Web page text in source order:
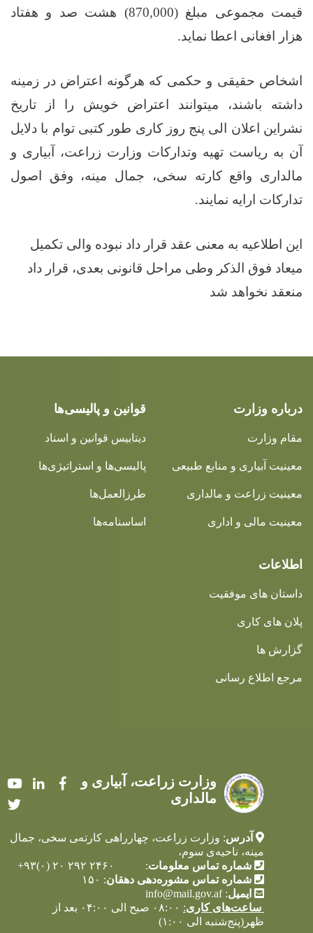
قیمت مجموعی مبلغ (870,000) هشت صد و هفتاد
هزار افغانی اعطا نماید.
اشخاص حقیقی و حکمی که هرگونه اعتراض در زمینه
داشته باشند، میتوانند اعتراض خویش را از تاریخ
نشراین اعلان الی پنج روز کاری طور کتبی توام با دلایل
آن به ریاست تهیه وتدارکات وزارت زراعت، آبیاری و
مالداری واقع کارته سخی، جمال مینه، وفق اصول
تدارکات ارایه نمایند.
این اطلاعیه به معنی عقد قرار داد نبوده والی تکمیل
میعاد فوق الذکر وطی مراحل قانونی بعدی، قرار داد
منعقد نخواهد شد
درباره وزارت
مقام وزارت
معینیت آبیاری و منابع طبیعی
معینیت زراعت و مالداری
معینیت مالی و اداری
قوانین و پالیسی‌ها
دیتابیس قوانین و اسناد
پالیسی‌ها و استراتیژی‌ها
طرزالعمل‌ها
اساسنامه‌ها
اطلاعات
داستان های موفقیت
پلان های کاری
گزارش ها
مرجع اطلاع رسانی
وزارت زراعت، آبیاری و
مالداری
YoutubeLinkedInFacebook
آدرس: وزارت زراعت، چهارراهی کارته‌‍ی سخی، جمال
مینه، ناحیه‌ی سوم،
شماره تماس معلومات: ۲۴۶۰ ۲۹۲ ۲۰ (۰)۹۳+
شماره تماس مشوره‌دهی دهقان: ۱۵۰
ایمیل:
info@mail.gov.af
ساعت‌های کاری:
۰۸:۰۰ صبح الی ۰۴:۰۰ بعد از
ظهر(پنج‌شنبه الی ۱:۰۰)